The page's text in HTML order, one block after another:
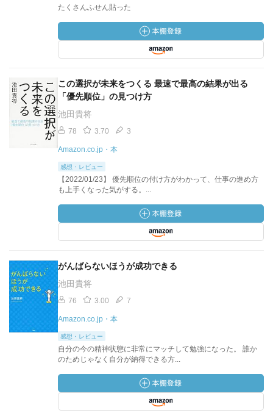
たくさんふせん貼った
この選択が未来をつくる 最速で最高の結果が出る
「優先順位」の見つけ方
池田貴将
78 3.70 3
Amazon.co.jp・本
感想・レビュー
【2022/01/23】 優先順位の付け方がわかって、仕事の進め方
も上手くなった気がする。...
がんばらないほうが成功できる
池田貴将
76 3.00 7
Amazon.co.jp・本
感想・レビュー
自分の今の精神状態に非常にマッチして勉強になった。 誰か
のためじゃなく自分が納得できる方...